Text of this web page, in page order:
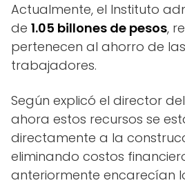
Actualmente, el Instituto
de 1.05 billones de pesos,
pertenecen al ahorro de
trabajadores.
Según explicó el director
ahora estos recursos se
directamente a la
eliminando costos
anteriormente encarecían